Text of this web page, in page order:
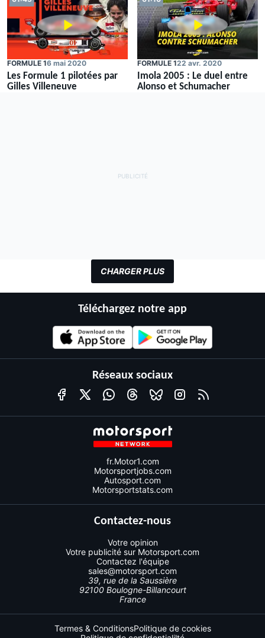
FORMULE 16 mai 2020
Les Formule 1 pilotées par
Gilles Villeneuve
FORMULE 122 avr. 2020
Imola 2005 : Le duel entre
Alonso et Schumacher
CHARGER PLUS
Téléchargez notre app
Réseaux sociaux
fr.Motor1.com
Motorsportjobs.com
Autosport.com
Motorsportstats.com
Contactez-nous
Votre opinion
Votre publicité sur Motorsport.com
Contactez l'équipe
sales@motorsport.com
39, rue de la Saussière
92100 Boulogne-Billancourt
France
Termes & ConditionsPolitique de cookies